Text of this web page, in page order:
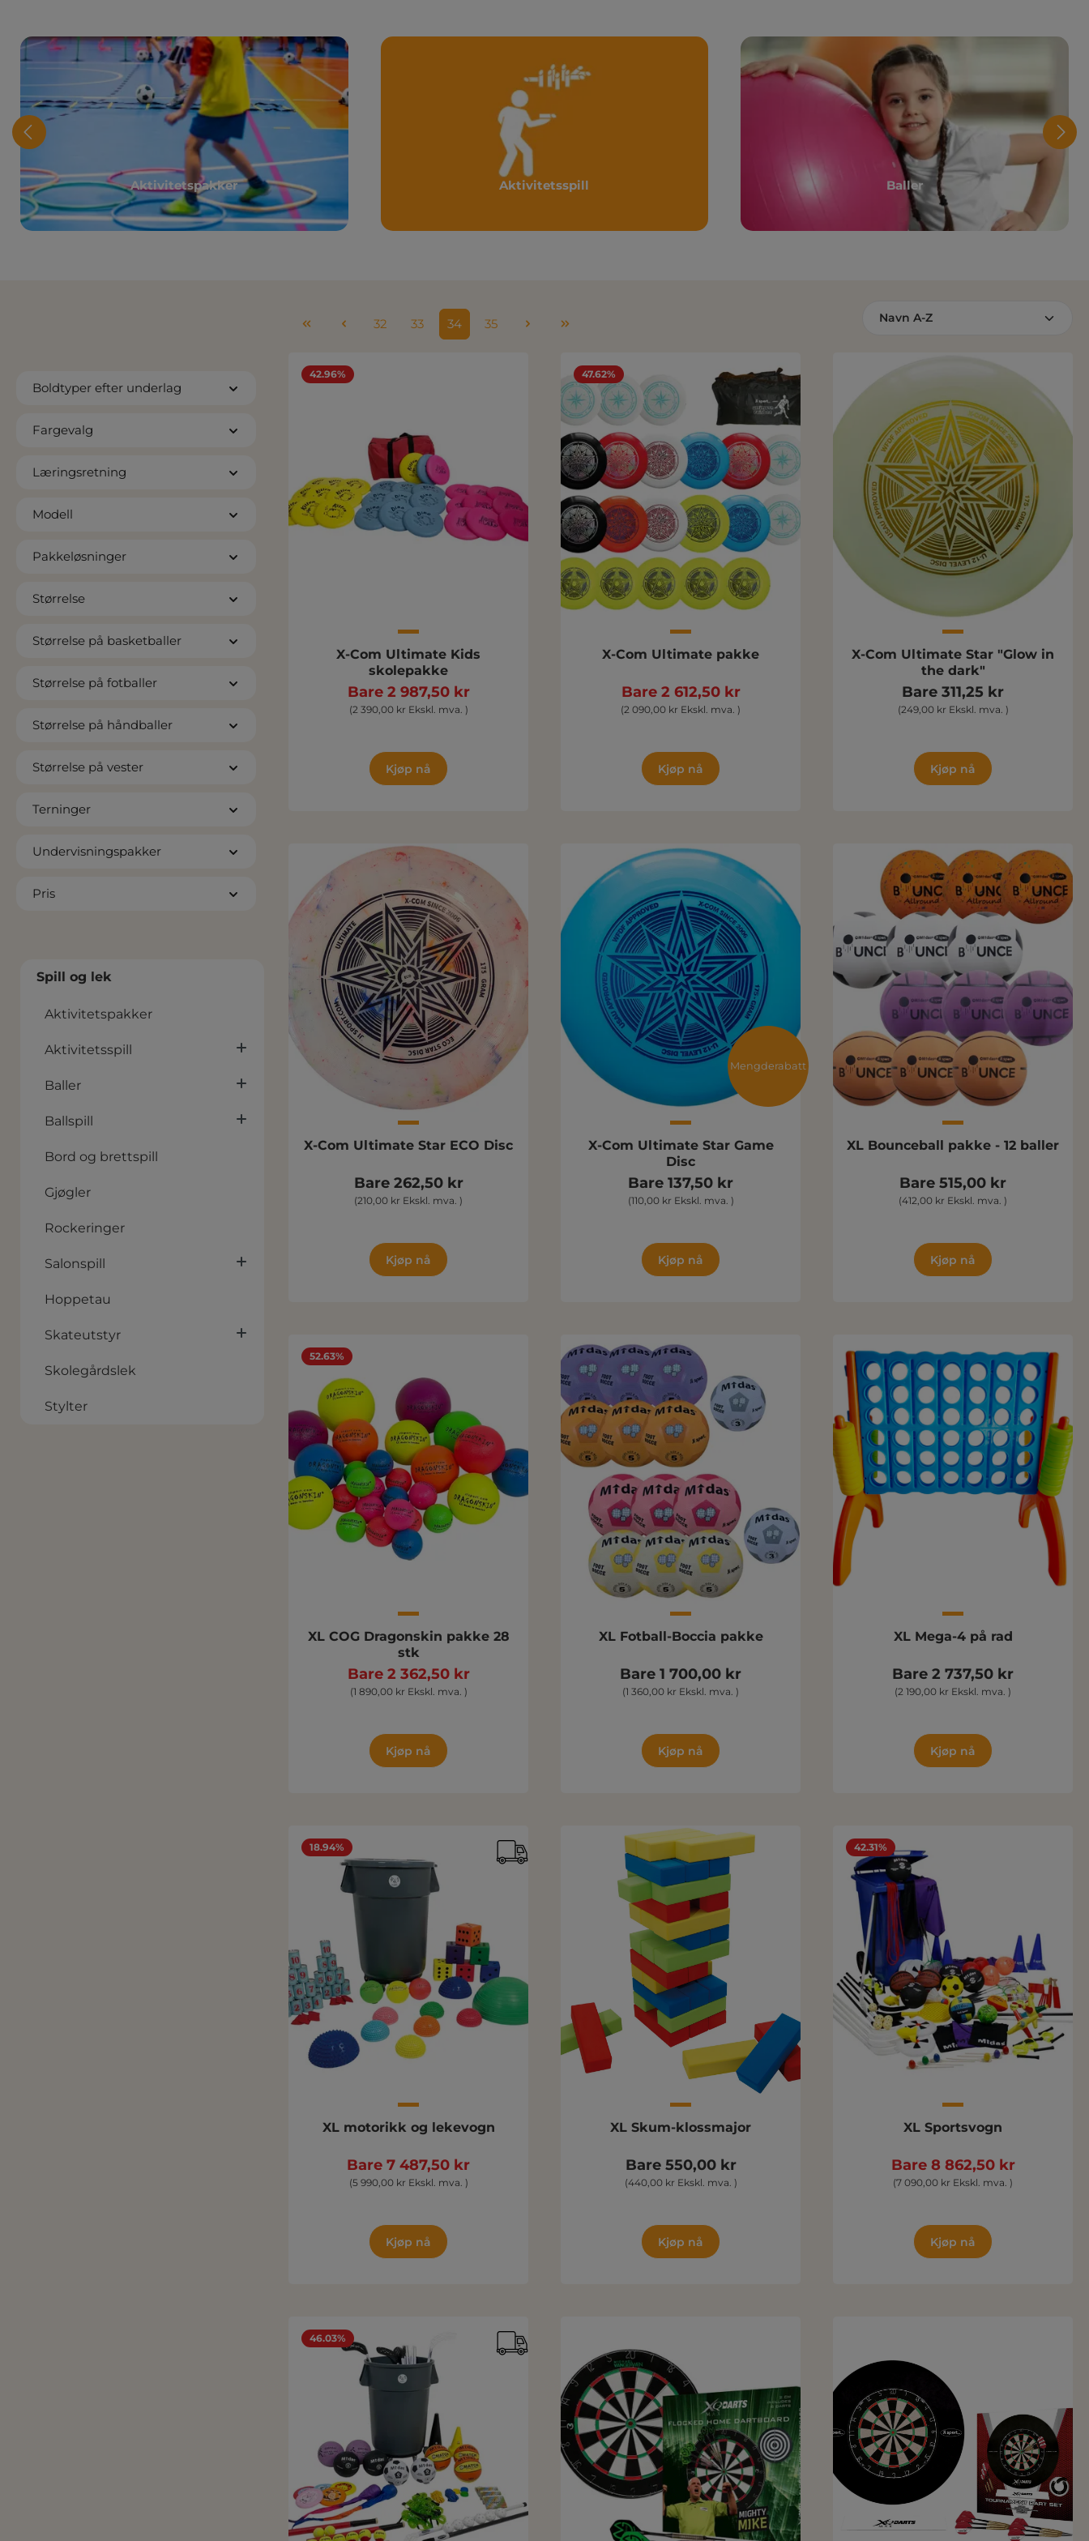
Aktivitetspakker Aktivitetsspill Baller
Boldtyper efter underlag
Fargevalg
Læringsretning
Modell
Pakkeløsninger
Størrelse
Størrelse på basketballer
Størrelse på fotballer
Størrelse på håndballer
Størrelse på vester
Terninger
Undervisningspakker
Pris
Spill og lek
Aktivitetspakker
Aktivitetsspill
Baller
Ballspill
Bord og brettspill
Gjøgler
Rockeringer
Salonspill
Hoppetau
Skateutstyr
Skolegårdslek
Stylter
Side
32 Side
33 Side
34 Side
35
42.96%
X-Com Ultimate Kids
skolepakke
Bare 2 987,50 kr
(2 390,00 kr Ekskl. mva. )
Kjøp nå
47.62%
X-Com Ultimate pakke
Bare 2 612,50 kr
(2 090,00 kr Ekskl. mva. )
Kjøp nå
X-Com Ultimate Star "Glow in
the dark"
Bare 311,25 kr
(249,00 kr Ekskl. mva. )
Kjøp nå
X-Com Ultimate Star ECO Disc
Bare 262,50 kr
(210,00 kr Ekskl. mva. )
Kjøp nå
Mengderabatt
X-Com Ultimate Star Game
Disc
Bare 137,50 kr
(110,00 kr Ekskl. mva. )
Kjøp nå
XL Bounceball pakke - 12 baller
Bare 515,00 kr
(412,00 kr Ekskl. mva. )
Kjøp nå
52.63%
XL COG Dragonskin pakke 28
stk
Bare 2 362,50 kr
(1 890,00 kr Ekskl. mva. )
Kjøp nå
XL Fotball-Boccia pakke
Bare 1 700,00 kr
(1 360,00 kr Ekskl. mva. )
Kjøp nå
XL Mega-4 på rad
Bare 2 737,50 kr
(2 190,00 kr Ekskl. mva. )
Kjøp nå
18.94%
XL motorikk og lekevogn
Bare 7 487,50 kr
(5 990,00 kr Ekskl. mva. )
Kjøp nå
XL Skum-klossmajor
Bare 550,00 kr
(440,00 kr Ekskl. mva. )
Kjøp nå
42.31%
XL Sportsvogn
Bare 8 862,50 kr
(7 090,00 kr Ekskl. mva. )
Kjøp nå
46.03%